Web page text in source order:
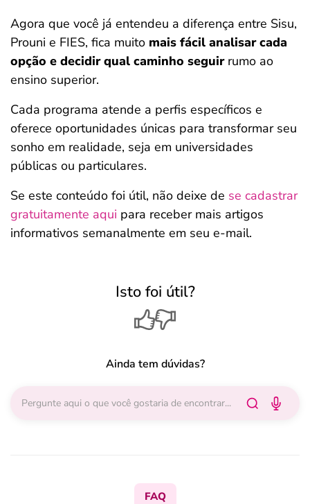
Agora que você já entendeu a diferença entre Sisu,
Prouni e FIES, fica muito mais fácil analisar cada
opção e decidir qual caminho seguirrumo ao
ensino superior.
Cada programa atende a perfis específicos e
oferece oportunidades únicas para transformar seu
sonho em realidade, seja em universidades
públicas ou particulares.
Se este conteúdo foi útil, não deixe de se cadastrar
gratuitamente aqui para receber mais artigos
informativos semanalmente em seu e-mail.
Isto foi útil?
Ainda tem dúvidas?
FAQ